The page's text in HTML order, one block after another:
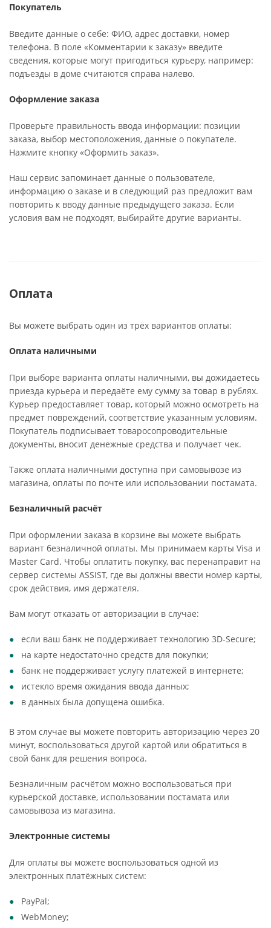
Покупатель
Введите данные о себе: ФИО, адрес доставки, номер
телефона. В поле «Комментарии к заказу» введите
сведения, которые могут пригодиться курьеру, например:
подъезды в доме считаются справа налево.
Оформление заказа
Проверьте правильность ввода информации: позиции
заказа, выбор местоположения, данные о покупателе.
Нажмите кнопку «Оформить заказ».
Наш сервис запоминает данные о пользователе,
информацию о заказе и в следующий раз предложит вам
повторить к вводу данные предыдущего заказа. Если
условия вам не подходят, выбирайте другие варианты.
Оплата
Вы можете выбрать один из трёх вариантов оплаты:
Оплата наличными
При выборе варианта оплаты наличными, вы дожидаетесь
приезда курьера и передаёте ему сумму за товар в рублях.
Курьер предоставляет товар, который можно осмотреть на
предмет повреждений, соответствие указанным условиям.
Покупатель подписывает товаросопроводительные
документы, вносит денежные средства и получает чек.
Также оплата наличными доступна при самовывозе из
магазина, оплаты по почте или использовании постамата.
Безналичный расчёт
При оформлении заказа в корзине вы можете выбрать
вариант безналичной оплаты. Мы принимаем карты Visa и
Master Card. Чтобы оплатить покупку, вас перенаправит на
сервер системы ASSIST, где вы должны ввести номер карты,
срок действия, имя держателя.
Вам могут отказать от авторизации в случае:
если ваш банк не поддерживает технологию 3D-Secure;
на карте недостаточно средств для покупки;
банк не поддерживает услугу платежей в интернете;
истекло время ожидания ввода данных;
в данных была допущена ошибка.
В этом случае вы можете повторить авторизацию через 20
минут, воспользоваться другой картой или обратиться в
свой банк для решения вопроса.
Безналичным расчётом можно воспользоваться при
курьерской доставке, использовании постамата или
самовывоза из магазина.
Электронные системы
Для оплаты вы можете воспользоваться одной из
электронных платёжных систем:
PayPal;
WebMoney;